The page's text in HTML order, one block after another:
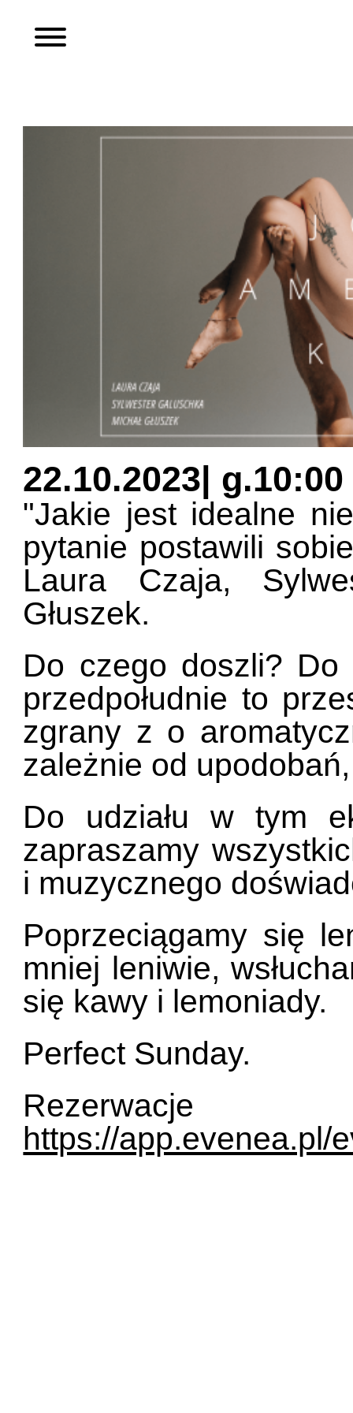
22.10.2023| g.10:00
"Jakie jest idealne
pytanie postawili
Laura Czaja,
Głuszek.
Do czego doszli?
przedpołudnie to
zgrany z o
zależnie od
Do udziału w tym
zapraszamy
i muzycznego
Poprzeciągamy się
mniej leniwie,
się kawy i lemoniady.
Perfect Sunday.
https://app.evenea.pl/